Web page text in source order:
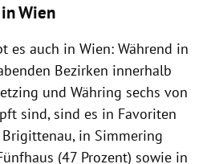
Wien
es auch in Wien: Während in
Bezirken innerhalb
und Währing sechs von
sind, sind es in Favoriten
in Simmering
(47 Prozent) sowie in